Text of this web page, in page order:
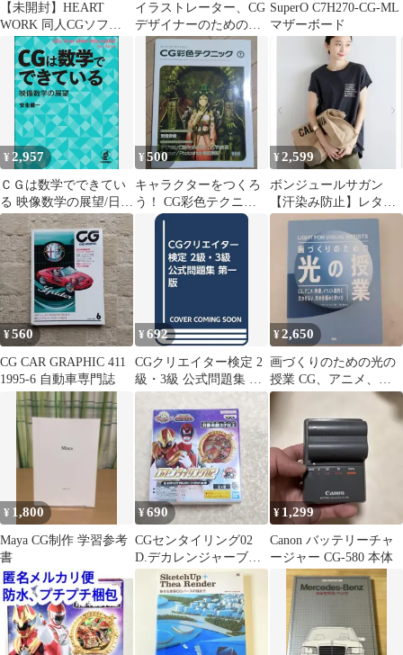
【未開封】HEART
WORK 同人CGソフト
Very Berry
イラストレーター、CG
デザイナーのための人
体の教室
SuperO C7H270-CG-ML
マザーボード
¥ 2,957
ＣＧは数学でできてい
る 映像数学の展望/日本
評論社/安生健一（単行
本）
¥500
キャラクターをつくろ
う！ CG彩色テクニッ
ク 7 安倍吉俊
¥2,599
ボンジュールサガン
【汗染み防止】レタリ
ング刺繍フレンチスリ
ーブTシャツ CG
¥560
CG CAR GRAPHIC 411
1995-6 自動車専門誌
¥692
CGクリエイター検定 2
級・3級 公式問題集 第
一版
¥2,650
画づくりのための光の
授業 CG、アニメ、映
像、イラスト創作に欠
かせない、光の仕…
¥ 1,800
Maya CG制作 学習参考
書
¥690
CGセンタイリング02
D.デカレンジャーブー
ステッドver.sp
¥ 1,299
Canon バッテリーチャ
ージャー CG-580 本体